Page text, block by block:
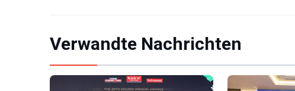
Verwandte Nachrichten